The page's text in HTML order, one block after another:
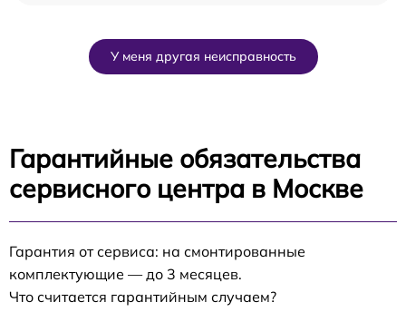
У меня другая неисправность
Гарантийные обязательства
сервисного центра в Москве
Гарантия от сервиса: на смонтированные
комплектующие — до 3 месяцев.
Что считается гарантийным случаем?